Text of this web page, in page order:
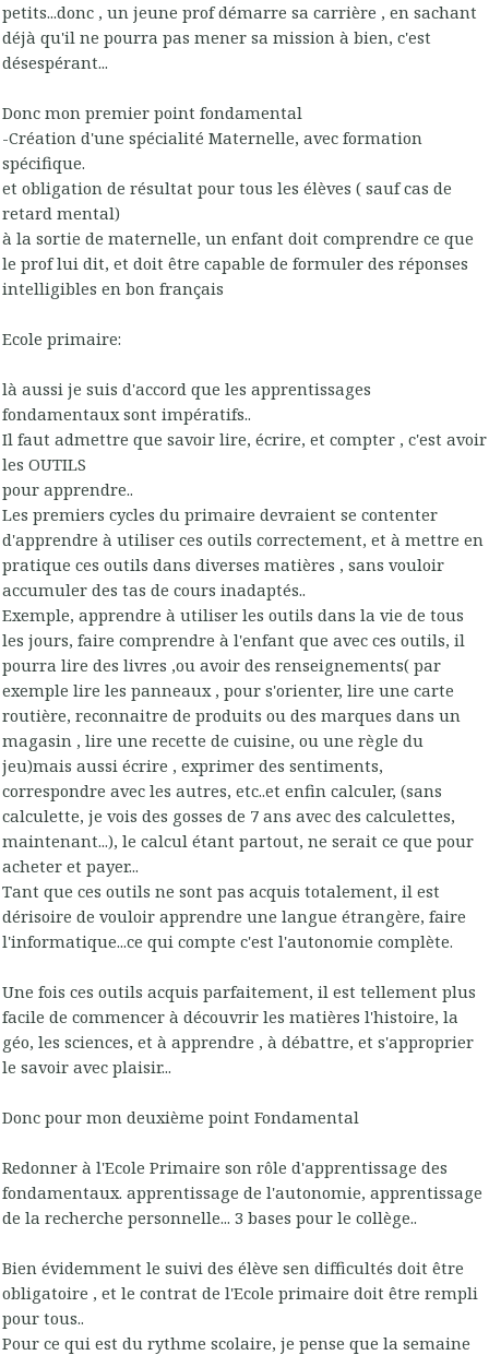
petits...donc , un jeune prof démarre sa carrière , en sachant
déjà qu'il ne pourra pas mener sa mission à bien, c'est
désespérant...
Donc mon premier point fondamental
-Création d'une spécialité Maternelle, avec formation
spécifique.
et obligation de résultat pour tous les élèves ( sauf cas de
retard mental)
à la sortie de maternelle, un enfant doit comprendre ce que
le prof lui dit, et doit être capable de formuler des réponses
intelligibles en bon français
Ecole primaire:
là aussi je suis d'accord que les apprentissages
fondamentaux sont impératifs..
Il faut admettre que savoir lire, écrire, et compter , c'est avoir
les OUTILS
pour apprendre..
Les premiers cycles du primaire devraient se contenter
d'apprendre à utiliser ces outils correctement, et à mettre en
pratique ces outils dans diverses matières , sans vouloir
accumuler des tas de cours inadaptés..
Exemple, apprendre à utiliser les outils dans la vie de tous
les jours, faire comprendre à l'enfant que avec ces outils, il
pourra lire des livres ,ou avoir des renseignements( par
exemple lire les panneaux , pour s'orienter, lire une carte
routière, reconnaitre de produits ou des marques dans un
magasin , lire une recette de cuisine, ou une règle du
jeu)mais aussi écrire , exprimer des sentiments,
correspondre avec les autres, etc..et enfin calculer, (sans
calculette, je vois des gosses de 7 ans avec des calculettes,
maintenant...), le calcul étant partout, ne serait ce que pour
acheter et payer...
Tant que ces outils ne sont pas acquis totalement, il est
dérisoire de vouloir apprendre une langue étrangère, faire
l'informatique...ce qui compte c'est l'autonomie complète.
Une fois ces outils acquis parfaitement, il est tellement plus
facile de commencer à découvrir les matières l'histoire, la
géo, les sciences, et à apprendre , à débattre, et s'approprier
le savoir avec plaisir...
Donc pour mon deuxième point Fondamental
Redonner à l'Ecole Primaire son rôle d'apprentissage des
fondamentaux. apprentissage de l'autonomie, apprentissage
de la recherche personnelle... 3 bases pour le collège..
Bien évidemment le suivi des élève sen difficultés doit être
obligatoire , et le contrat de l'Ecole primaire doit être rempli
pour tous..
Pour ce qui est du rythme scolaire, je pense que la semaine